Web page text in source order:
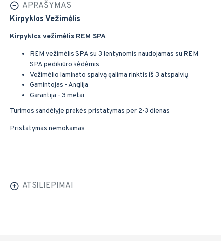
APRAŠYMAS
Kirpyklos Vežimėlis
Kirpyklos vežimėlis REM SPA
REM vežimėlis SPA su 3 lentynomis naudojamas su REM
SPA pedikiūro kėdėmis
Vežimėlio laminato spalvą galima rinktis iš 3 atspalvių
Gamintojas - Anglija
Garantija - 3 metai
Turimos sandėlyje prekės pristatymas per 2-3 dienas
Pristatymas nemokamas
ATSILIEPIMAI